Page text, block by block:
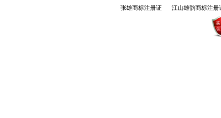
张雄商标注册证 江山雄韵商标注册